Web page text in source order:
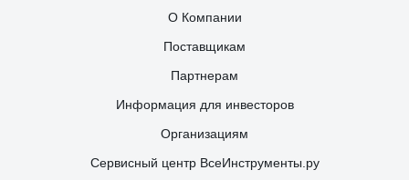
О Компании
Поставщикам
Партнерам
Информация для инвесторов
Организациям
Сервисный центр ВсеИнструменты.ру